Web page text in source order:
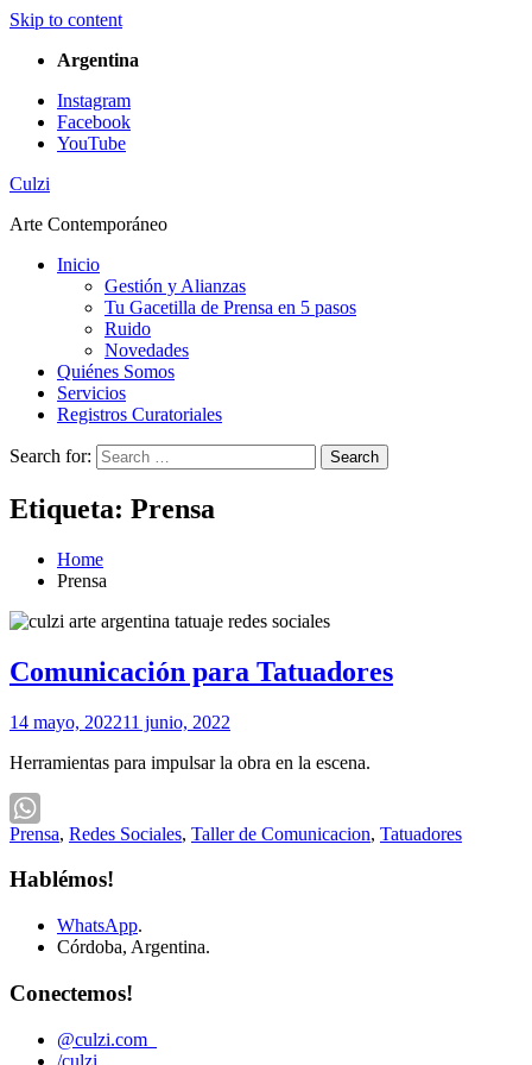
Skip to content
Argentina
Instagram
Facebook
YouTube
Culzi
Arte Contemporáneo
Inicio
Gestión y Alianzas
Tu Gacetilla de Prensa en 5 pasos
Ruido
Novedades
Quiénes Somos
Servicios
Registros Curatoriales
Search for: Search
Etiqueta: Prensa
Home
Prensa
Comunicación para Tatuadores
14 mayo, 202211 junio, 2022
Herramientas para impulsar la obra en la escena.
WhatsApp
Prensa, Redes Sociales, Taller de Comunicacion, Tatuadores
Hablémos!
WhatsApp.
Córdoba, Argentina.
Conectemos!
@culzi.com_
/culzi